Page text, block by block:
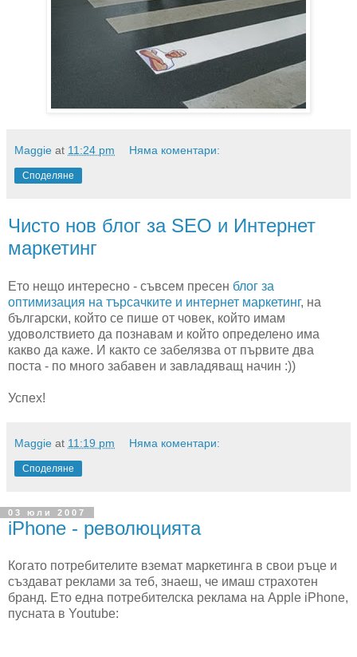
Maggie at 11:24 pm Няма коментари:
Споделяне
Чисто нов блог за SEO и Интернет
маркетинг
Ето нещо интересно - съвсем пресен блог за
оптимизация на търсачките и интернет маркетинг, на
български, който се пише от човек, който имам
удоволствието да познавам и който определено има
какво да каже. И както се забелязва от първите два
поста - по много забавен и завладяващ начин :))
Успех!
Maggie at 11:19 pm Няма коментари:
Споделяне
03 юли 2007
iPhone - революцията
Когато потребителите вземат маркетинга в свои ръце и
създават реклами за теб, знаеш, че имаш страхотен
бранд. Ето една потребителска реклама на Apple iPhone,
пусната в Youtube: